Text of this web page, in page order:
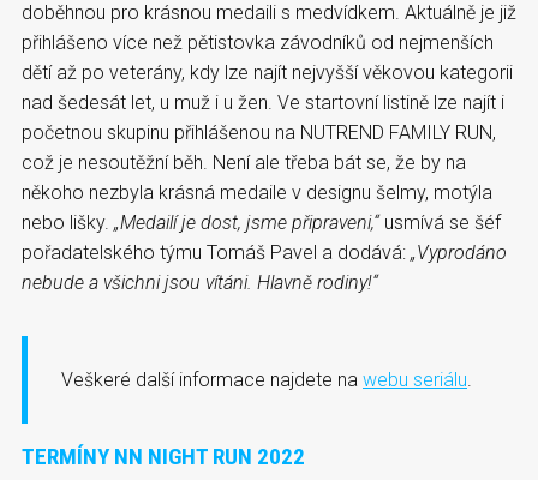
doběhnou pro krásnou medaili s medvídkem. Aktuálně je již
přihlášeno více než pětistovka závodníků od nejmenších
dětí až po veterány, kdy lze najít nejvyšší věkovou kategorii
nad šedesát let, u muž i u žen. Ve startovní listině lze najít i
početnou skupinu přihlášenou na NUTREND FAMILY RUN,
což je nesoutěžní běh. Není ale třeba bát se, že by na
někoho nezbyla krásná medaile v designu šelmy, motýla
nebo lišky. „Medailí je dost, jsme připraveni,“usmívá se šéf
pořadatelského týmu Tomáš Pavel a dodává: „Vyprodáno
nebude a všichni jsou vítáni. Hlavně rodiny!“
Veškeré další informace najdete na webu seriálu.
TERMÍNY NN NIGHT RUN 2022